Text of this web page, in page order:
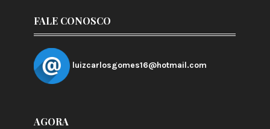
FALE CONOSCO
luizcarlosgomes16@hotmail.com
AGORA